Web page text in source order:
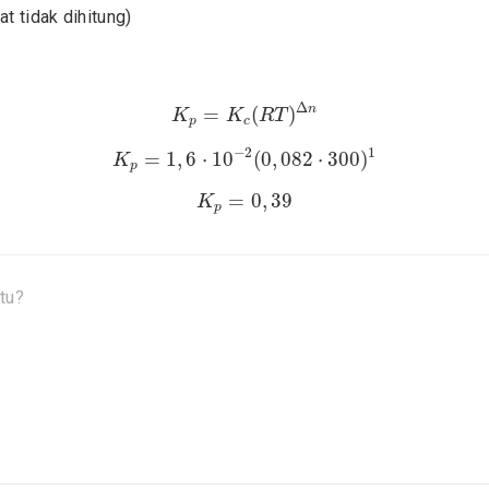
tidak dihitung)
Kp = Kc(RT )Δn
K Kc( RT)Δ n
Kp = 1,6 ⋅ 10−2(0,082 ⋅ 300)1
K 1, 6⋅ 10 −2(0,082⋅300)1
Kp = 0, 39
K 0,39